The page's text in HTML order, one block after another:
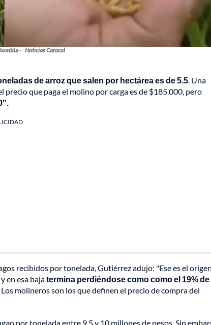
- Noticias Caracol
de arroz que salen por hectárea es de 5.5. Una
que paga el molino por carga es de $185.000, pero
recibidos por tonelada, Gutiérrez adujo: "Ese es el
en esa bajatermina perdiéndose como como el 19% de
Los molineros son los que definen el precio de compra del
por tonelada entre 9.5 y 10 millones de pesos. Sin